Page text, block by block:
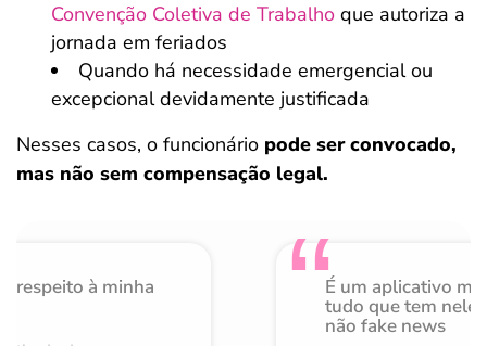
Convenção Coletiva de Trabalho que autoriza a
jornada em feriados
Quando há necessidade emergencial ou
excepcional devidamente justificada
Nesses casos, o funcionário pode ser convocado,
mas não sem compensação legal.
respeito à minha É um aplicativo
tudo que tem nele
não fake news